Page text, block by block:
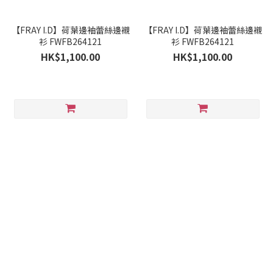
【FRAY I.D】荷葉邊袖蕾絲邊襯
衫 FWFB264121
HK$1,100.00
【FRAY I.D】荷葉邊袖蕾絲邊襯
衫 FWFB264121
HK$1,100.00